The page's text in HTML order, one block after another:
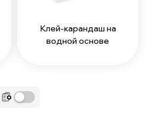
Клей-карандаш на
водной основе